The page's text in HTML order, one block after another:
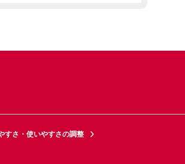
すさ・使いやすさの調整